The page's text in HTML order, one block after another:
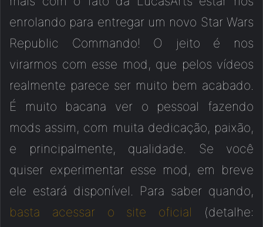
enrolando para entregar um novo Star Wars
Republic Commando! O jeito é nos
virarmos com esse mod, que pelos vídeos
realmente parece ser muito bem acabado.
É muito bacana ver o pessoal fazendo
mods assim, com muita dedicação, paixão,
e principalmente, qualidade. Se você
quiser experimentar esse mod, em breve
ele estará disponível. Para saber quando,
basta acessar o site oficial (detalhe: